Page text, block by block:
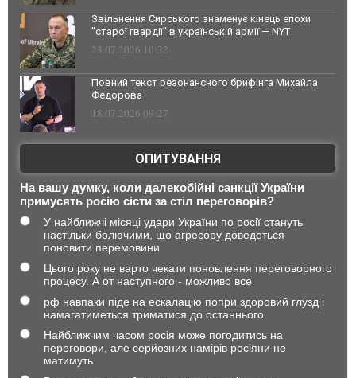
Звільнення Сирського знаменує кінець епохи
"старої гвардії" в українській армії — NYT
23.07.2026 10:32
Повний текст резонансного брифінга Михайла
Федорова
18.07.2026 09:27
ОПИТУВАННЯ
На вашу думку, коли далекобійні санкції України
примусять росію сісти за стіл переговорів?
У найближчі місяці удари України по росії стануть
настільки болючими, що агресору доведеться
поновити перемовини
Цього року не варто чекати поновлення переговорного
процесу. А от наступного - можливо все
рф навпаки піде на ескалацію попри здоровий глузд і
намагатиметься триматися до останнього
Найближчим часом росія може погодитись на
переговори, але серйозних намірів росіяни не
матимуть